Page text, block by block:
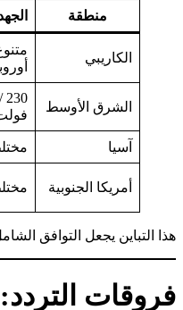
منطقة
الكاريبي
الشرق الأوسط
آسيا
أمريكا الجنوبية
هذا التباين يجعل التوافق